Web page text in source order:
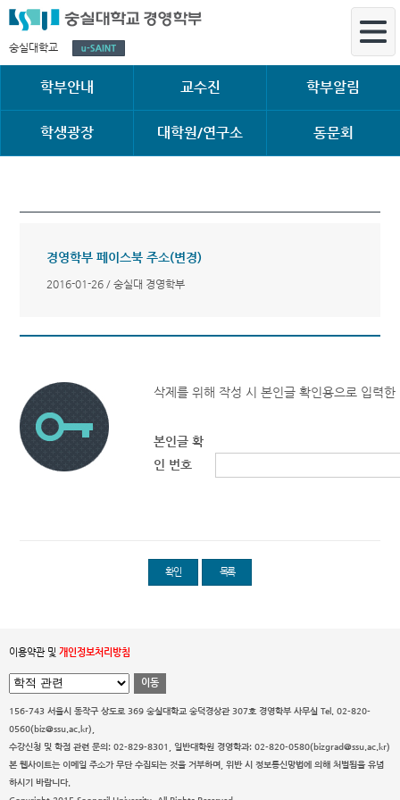
숭실대학교
학부안내 교수진 학부알림
학생광장 대학원/연구소 동문회
경영학부 페이스북 주소(변경)
2016-01-26 / 숭실대 경영학부
삭제를 위해 작성 시 본인글 확인용으로 입력
본인글 확
인 번호
확인 목록
이용약관 및 개인정보처리방침
이동
156-743 서울시 동작구 상도로 369 숭실대학교 숭덕경상관 307호 경영학부 사무실 Tel. 02-820-
0560(biz@ssu.ac.kr),
수강신청 및 학점 관련 문의: 02-829-8301, 일반대학원 경영학과: 02-820-0580(bizgrad@ssu.ac.kr)
본 웹사이트는 이메일 주소가 무단 수집되는 것을 거부하며, 위반 시 정보통신망법에 의해 처벌됨을 유념
하시기 바랍니다.